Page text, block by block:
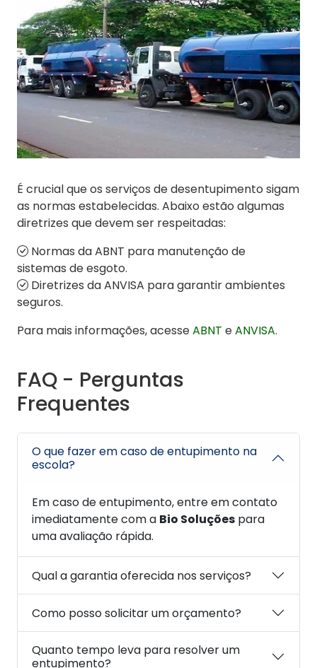
É crucial que os serviços de desentupimento sigam
as normas estabelecidas. Abaixo estão algumas
diretrizes que devem ser respeitadas:
Normas da ABNT para manutenção de
sistemas de esgoto.
Diretrizes da ANVISA para garantir ambientes
seguros.
Para mais informações, acesseABNT eANVISA.
FAQ - Perguntas
Frequentes
O que fazer em caso de entupimento na
escola?
Em caso de entupimento, entre em contato
imediatamente com a Bio Soluções para
uma avaliação rápida.
Qual a garantia oferecida nos serviços?
Como posso solicitar um orçamento?
Quanto tempo leva para resolver um
entupimento?